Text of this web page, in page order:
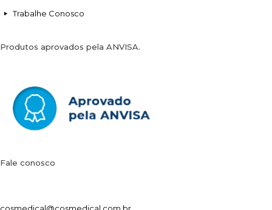
Trabalhe Conosco
Produtos aprovados pela ANVISA.
Fale conosco